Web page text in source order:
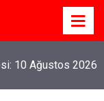
10 Ağustos 2026